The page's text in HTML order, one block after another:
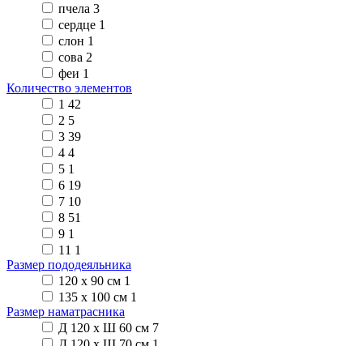
пчела 3
сердце 1
слон 1
сова 2
феи 1
Количество элементов
1 42
2 5
3 39
4 4
5 1
6 19
7 10
8 51
9 1
11 1
Размер пододеяльника
120 х 90 см 1
135 х 100 см 1
Размер наматрасника
Д 120 х Ш 60 см 7